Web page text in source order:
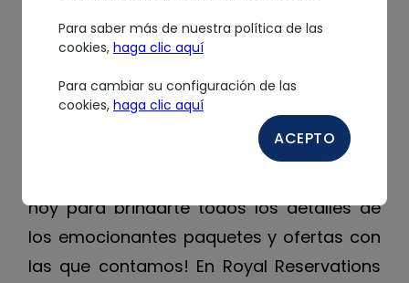
muy bien esa noche en tu cama y
disfrutar otro día fabuloso frente al mar.
hotel Todo Incluido en la Riviera
hoy para brindarte todos los detalles de
los emocionantes paquetes y ofertas con
las que contamos! En Royal Reservations
Para saber más de nuestra política de las
cookies, haga clic aquí
Para cambiar su configuración de las
cookies, haga clic aquí
ACEPTO